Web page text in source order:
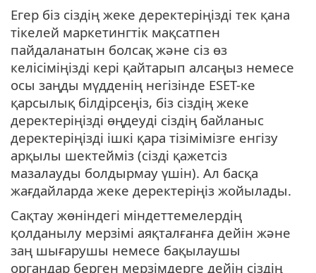
Егер біз сіздің жеке деректеріңізді тек қана
тікелей маркетингтік мақсатпен
пайдаланатын болсақ және сіз өз
келісіміңізді кері қайтарып алсаңыз немесе
осы заңды мүдденің негізінде ESET-ке
қарсылық білдірсеңіз, біз сіздің жеке
деректеріңізді өңдеуді сіздің байланыс
деректеріңізді ішкі қара тізімімізге енгізу
арқылы шектейміз (сізді қажетсіз
мазалауды болдырмау үшін). Ал басқа
жағдайларда жеке деректеріңіз жойылады.
Сақтау жөнiндегi мiндеттемелердiң
қолданылу мерзiмi аяқталғанға дейiн және
заң шығарушы немесе бақылаушы
органдар берген мерзiмдерге дейiн сіздің